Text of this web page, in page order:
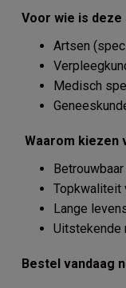
Voor wie is
Artsen
Medisch
Waarom kiezen
Topkwaliteit
Lange
Uitstekende
Bestel vandaag